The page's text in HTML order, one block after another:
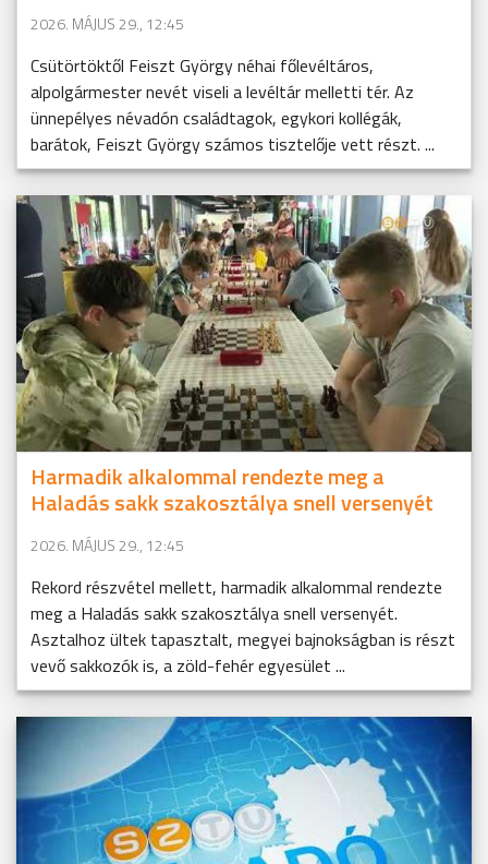
2026. MÁJUS 29., 12:45
Csütörtöktől Feiszt György néhai főlevéltáros,
alpolgármester nevét viseli a levéltár melletti tér. Az
ünnepélyes névadón családtagok, egykori kollégák,
barátok, Feiszt György számos tisztelője vett részt. ...
Harmadik alkalommal rendezte meg a
Haladás sakk szakosztálya snell versenyét
2026. MÁJUS 29., 12:45
Rekord részvétel mellett, harmadik alkalommal rendezte
meg a Haladás sakk szakosztálya snell versenyét.
Asztalhoz ültek tapasztalt, megyei bajnokságban is részt
vevő sakkozók is, a zöld-fehér egyesület ...